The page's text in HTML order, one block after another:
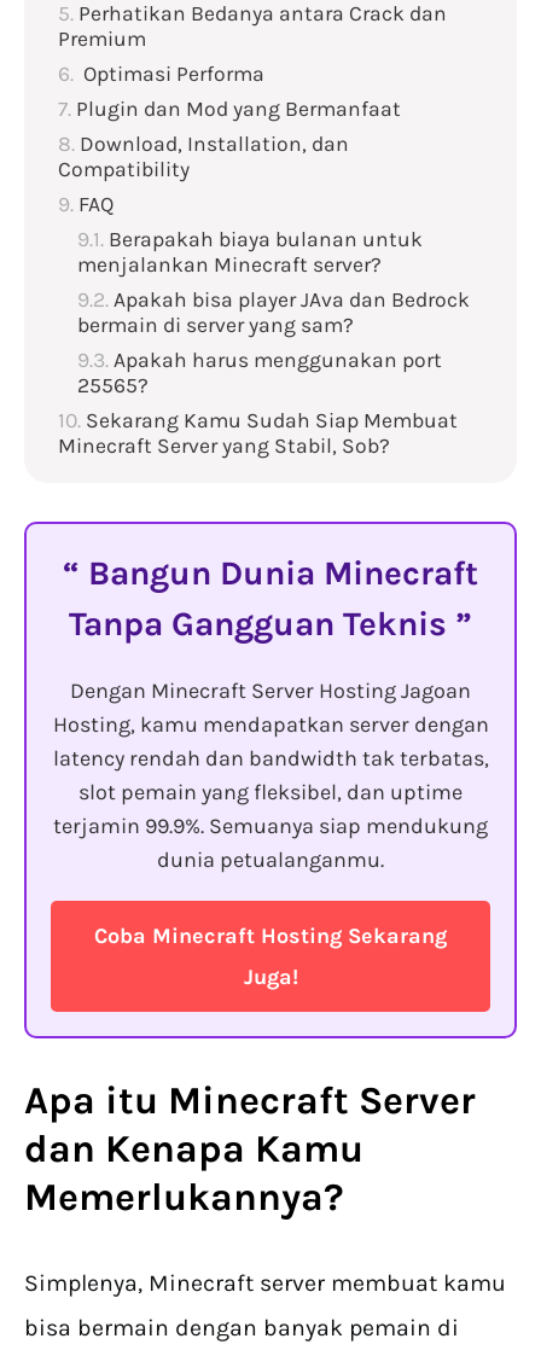
Perhatikan Bedanya antara Crack dan
Premium
Optimasi Performa
Plugin dan Mod yang Bermanfaat
Download, Installation, dan
Compatibility
FAQ
Berapakah biaya bulanan untuk
menjalankan Minecraft server?
Apakah bisa player JAva dan Bedrock
bermain di server yang sam?
Apakah harus menggunakan port
25565?
Sekarang Kamu Sudah Siap Membuat
Minecraft Server yang Stabil, Sob?
Bangun Dunia Minecraft
Tanpa Gangguan Teknis
Dengan Minecraft Server Hosting Jagoan
Hosting, kamu mendapatkan server dengan
latency rendah dan bandwidth tak terbatas,
slot pemain yang fleksibel, dan uptime
terjamin 99.9%. Semuanya siap mendukung
dunia petualanganmu.
Coba Minecraft Hosting Sekarang
Juga!
Apa itu Minecraft Server
dan Kenapa Kamu
Memerlukannya?
Simplenya, Minecraft server membuat kamu
bisa bermain dengan banyak pemain di